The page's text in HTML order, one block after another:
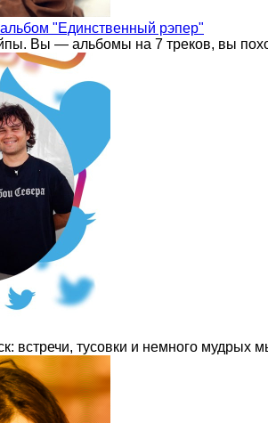
"Единственный рэпер"
Вы — альбомы на 7 треков, вы
встречи, тусовки и немного мудрых